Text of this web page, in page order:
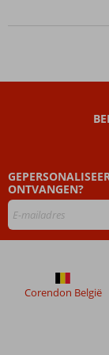
ONTVANGEN?
Corendon België